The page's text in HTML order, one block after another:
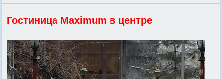
Гостиница Maximum в центре